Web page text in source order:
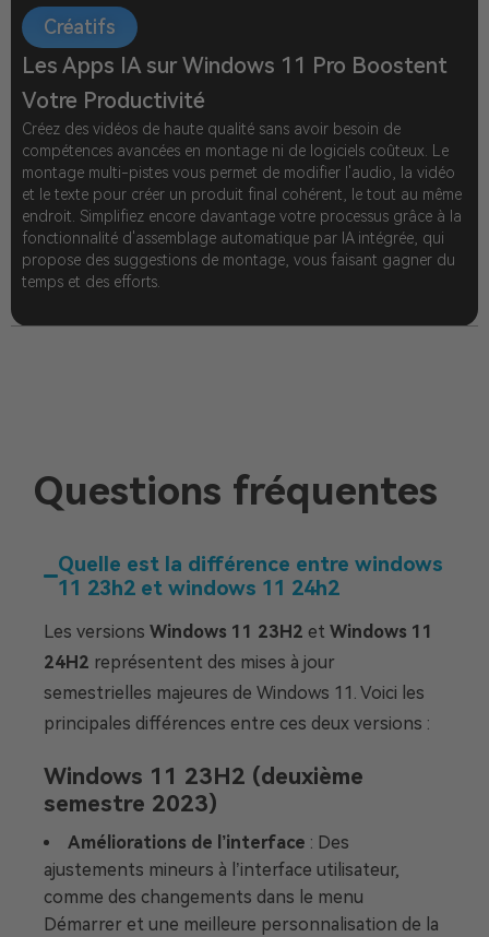
Créatifs
Les Apps IA sur Windows 11 Pro Boostent
Votre Productivité
Créez des vidéos de haute qualité sans avoir besoin de
compétences avancées en montage ni de logiciels coûteux. Le
montage multi-pistes vous permet de modifier l'audio, la vidéo
et le texte pour créer un produit final cohérent, le tout au même
endroit. Simplifiez encore davantage votre processus grâce à la
fonctionnalité d'assemblage automatique par IA intégrée, qui
propose des suggestions de montage, vous faisant gagner du
temps et des efforts.
Questions fréquentes
Quelle est la différence entre windows
11 23h2 et windows 11 24h2
Les versions Windows 11 23H2 et Windows 11
24H2 représentent des mises à jour
semestrielles majeures de Windows 11. Voici les
principales différences entre ces deux versions :
Windows 11 23H2 (deuxième
semestre 2023)
Améliorations de l’interface : Des
ajustements mineurs à l’interface utilisateur,
comme des changements dans le menu
Démarrer et une meilleure personnalisation de la